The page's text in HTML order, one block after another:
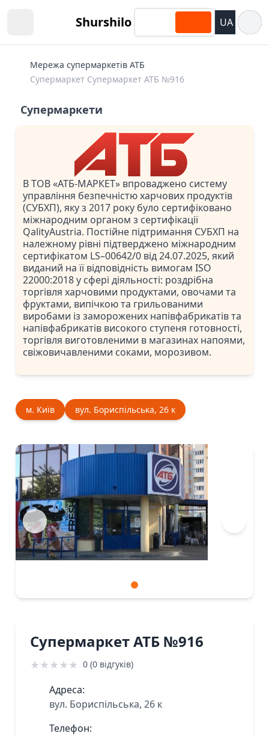
Shurshilo UA
Мережа супермаркетів АТБ
Супермаркет Супермаркет АТБ №916
Супермаркети
В ТОВ «АТБ-МАРКЕТ» впроваджено систему
управління безпечністю харчових продуктів
(СУБХП), яку з 2017 року було сертифіковано
міжнародним органом з сертифікації
QalityAustria. Постійне підтримання СУБХП на
належному рівні підтверджено міжнародним
сертифікатом LS–00642/0 від 24.07.2025, який
виданий на її відповідність вимогам ISO
22000:2018 у сфері діяльності: роздрібна
торгівля харчовими продуктами, овочами та
фруктами, випічкою та грильованими
виробами із заморожених напівфабрикатів та
напівфабрикатів високого ступеня готовності,
торгівля виготовленими в магазинах напоями,
свіжовичавленими соками, морозивом.
м. Київ вул. Бориспільська, 26 к
Супермаркет АТБ №916
★★★★★ 0 (0 відгуків)
Адреса:
вул. Бориспільська, 26 к
Телефон: